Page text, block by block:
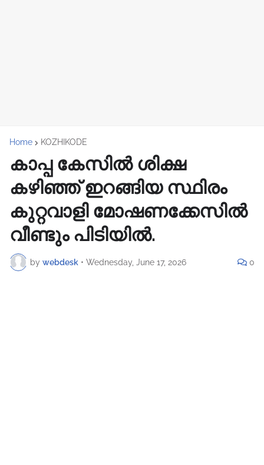
Home KOZHIKODE
കാപ്പ കേസില്‍ ശിക്ഷ
കഴിഞ്ഞ് ഇറങ്ങിയ സ്ഥിരം
കുറ്റവാളി മോഷണക്കേസിൽ
വീണ്ടും പിടിയിൽ.
by webdesk • Wednesday, June 17, 2026 0